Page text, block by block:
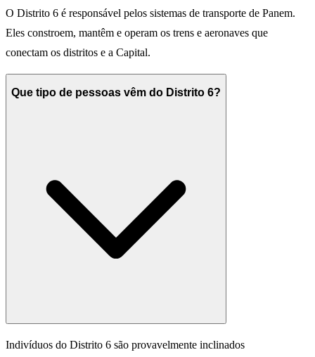
O Distrito 6 é responsável pelos sistemas de transporte de Panem.
Eles constroem, mantêm e operam os trens e aeronaves que
conectam os distritos e a Capital.
Que tipo de pessoas vêm do Distrito 6?
Indivíduos do Distrito 6 são provavelmente inclinados